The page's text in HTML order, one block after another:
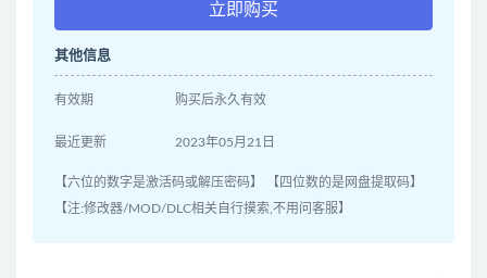
立即购买
其他信息
有效期 购买后永久有效
最近更新 2023年05月21日
【六位的数字是激活码或解压密码】 【四位数的是网盘提取码】
【注:修改器/MOD/DLC相关自行摸索,不用问客服】